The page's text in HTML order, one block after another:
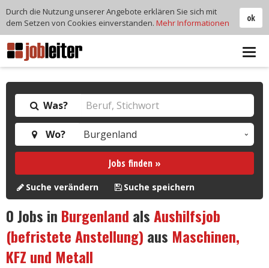
Was?
Wo?
Jobs finden »
Suche verändern Suche speichern
0Jobs in Burgenland alsAushilfsjob
(befristete Anstellung) aus Maschinen,
KFZ und Metall
ok
Durch die Nutzung unserer Angebote erklären Sie sich mit
dem Setzen von Cookies einverstanden. Mehr Informationen